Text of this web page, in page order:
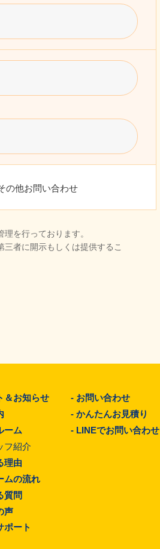
の他お問い合わせ
を行っております。
者に開示もしくは提供するこ
＆お知らせ
ーム
フ紹介
理由
ムの流れ
質問
声
ポート
- お問い合わせ
-かんたんお見積り
- LINEでお問い合わせ